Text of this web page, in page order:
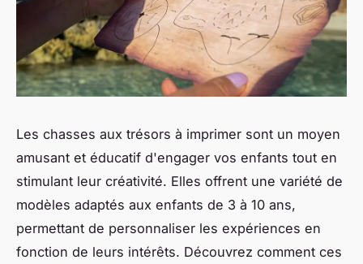
Les chasses aux trésors à imprimer sont un moyen
amusant et éducatif d'engager vos enfants tout en
stimulant leur créativité. Elles offrent une variété de
modèles adaptés aux enfants de 3 à 10 ans,
permettant de personnaliser les expériences en
fonction de leurs intérêts. Découvrez comment ces